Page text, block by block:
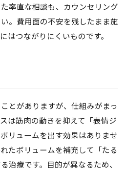
率直な相談も、カウンセリング
。費用面の不安を残したまま施
はつながりにくいものです。
とがありますが、仕組みがまっ
は筋肉の動きを抑えて「表情ジ
リュームを出す効果はありませ
たボリュームを補充して「たる
治療です。目的が異なるため、